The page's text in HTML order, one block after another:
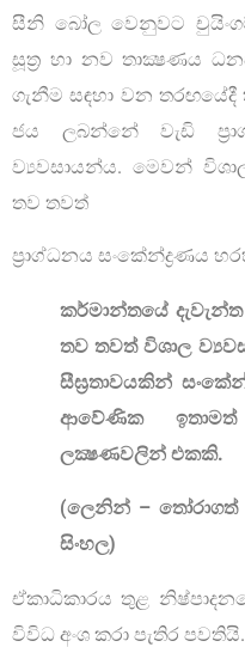
සීනි බෝල වෙනුවට
සූත්‍ර හා නව තාක්‍ෂණය
ගැනීම සඳහා වන
ජය ලබන්නේ වැඩි
ව්‍යවසායන්ය. මෙවන්
තව තවත්
ප්‍රාග්ධනය සංකේන්ද්‍රණය
කර්මාන්තයේ
තව තවත් විශාල
සීඝ‍්‍රතාවයකින්
ආවේණික
ලක්‍ෂණවලින් එකකි.
(ලෙනින් – තෝරාගත්
සිංහල)
ඒකාධිකාරය තුළ
විවිධ අංශ කරා පැතිර